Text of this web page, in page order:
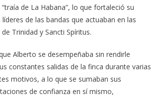
de La Habana”, lo que fortaleció su
de las bandas que actuaban en las
Trinidad y Sancti Spíritus.
Alberto se desempeñaba sin rendirle
constantes salidas de la finca durante varias
motivos, a lo que se sumaban sus
de confianza en sí mismo,